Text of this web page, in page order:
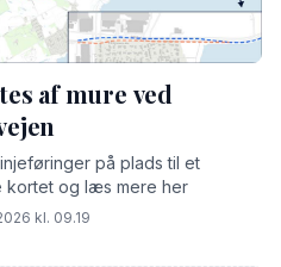
af mure ved
på plads til et
kortet og læs mere her
kl. 09.19